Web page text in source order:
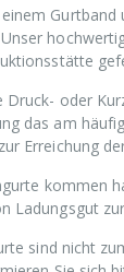
Druck- oder
das am
Erreichung
kommen
Ladungsgut
sind nicht